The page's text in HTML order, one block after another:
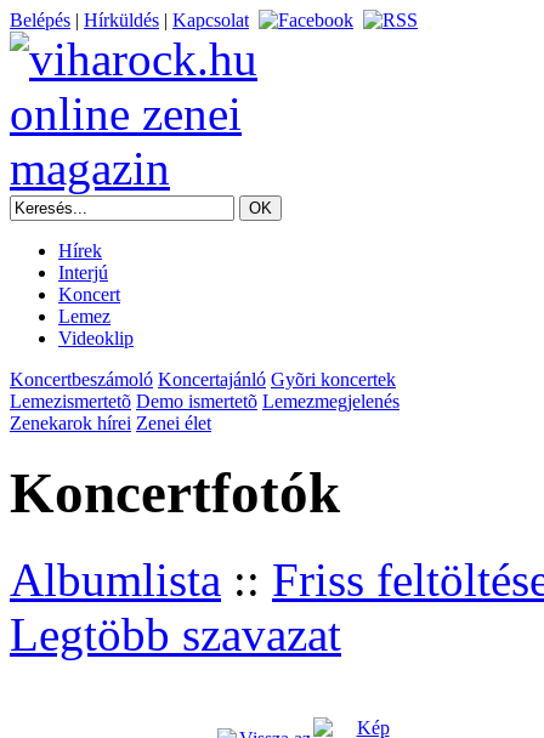
Belépés | Hírküldés | Kapcsolat
Hírek
Interjú
Koncert
Lemez
Videoklip
Koncertbeszámoló Koncertajánló Gyõri koncertek
Lemezismertetõ Demo ismertetõ Lemezmegjelenés
Zenekarok hírei Zenei élet
Koncertfotók
Albumlista :: Friss
Legtöbb szavazat